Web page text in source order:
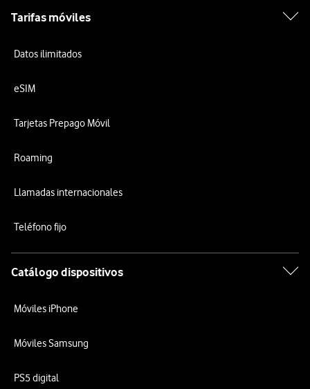
Tarifas móviles
Datos ilimitados
eSIM
Tarjetas Prepago Móvil
Roaming
Llamadas internacionales
Teléfono fijo
Catálogo dispositivos
Móviles iPhone
Móviles Samsung
PS5 digital